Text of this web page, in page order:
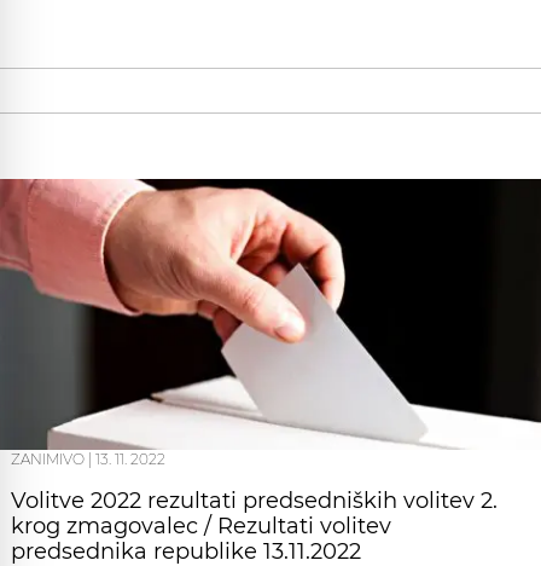
ZANIMIVO | 13. 11. 2022
Volitve 2022 rezultati predsedniških volitev 2.
krog zmagovalec / Rezultati volitev
predsednika republike 13.11.2022